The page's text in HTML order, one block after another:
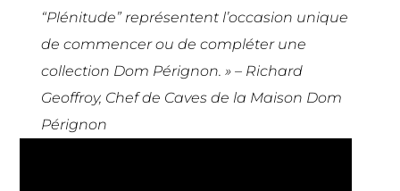
“Plénitude” représentent l’occasion unique
de commencer ou de compléter une
collection Dom Pérignon. » – Richard
Geoffroy, Chef de Caves de la Maison Dom
Pérignon